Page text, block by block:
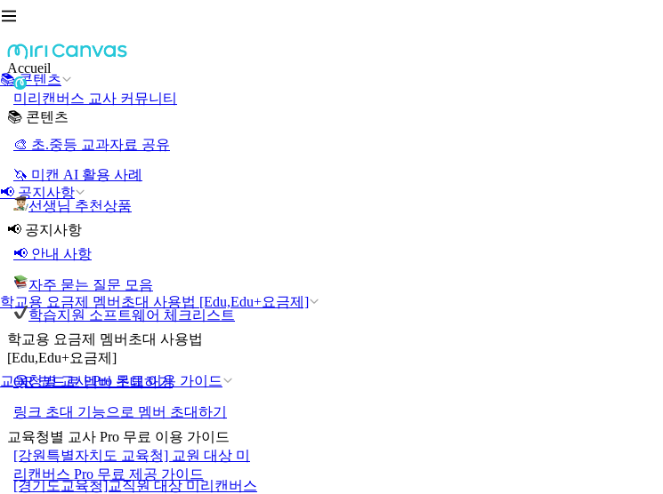
📚 콘텐츠
📢 공지사항
학교용 요금제 멤버초대 사용법 [Edu,Edu+요금제]
교육청별 교사 Pro 무료 이용 가이드
Accueil
미리캔버스 교사 커뮤니티
📚 콘텐츠
🎨 초.중등 교과자료 공유
🦄 미캔 AI 활용 사례
선생님 추천상품
📢 공지사항
📢 안내 사항
자주 묻는 질문 모음
학습지원 소프트웨어 체크리스트
학교용 요금제 멤버초대 사용법
[Edu,Edu+요금제]
QR 코드로 멤버 초대하기
링크 초대 기능으로 멤버 초대하기
교육청별 교사 Pro 무료 이용 가이드
[강원특별자치도 교육청] 교원 대상 미
리캔버스 Pro 무료 제공 가이드
[경기도교육청]교직원 대상 미리캔버스